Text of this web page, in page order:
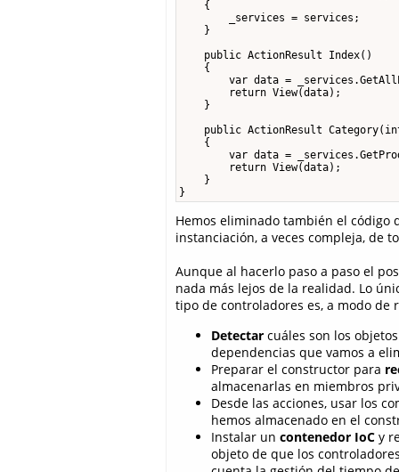
    {
        _services = services;
    }
    public ActionResult Index()
    {
var data =
        return View(data);
    }
public ActionResult
    {
var data =
        return View(data);
    }
}
Hemos eliminado también el código
instanciación, a veces compleja, de
Aunque al hacerlo paso a paso el
nada más lejos de la realidad. Lo
tipo de controladores es, a modo de
Detectar cuáles son los
dependencias que vamos a
Preparar el constructor para
almacenarlas en miembros
Desde las acciones, usar los
hemos almacenado en el
Instalar un contenedor IoC y
objeto de que los